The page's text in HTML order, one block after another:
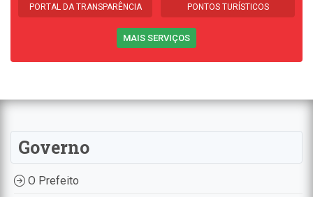
PORTAL DA TRANSPARÊNCIA PONTOS TURÍSTICOS
MAIS SERVIÇOS
Governo
O Prefeito